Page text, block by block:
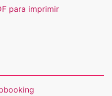
para imprimir